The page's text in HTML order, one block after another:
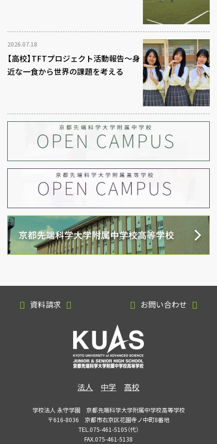
2026.07.18
【高校】TFTプロジェクト活動報告～身
近な一食から世界の課題を考える
資料請求 お問い合わせ
法人 中学 高校
学校法人 永守学園 京都先端科学大学附属中学校高等学校
〒616-8036 京都市右京区花園寺ノ中町8番地
TEL.075-461-5105（代）
FAX.075-461-5138